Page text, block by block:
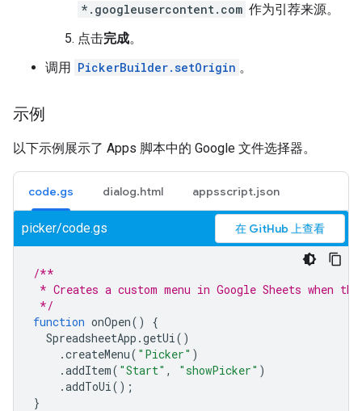
*.googleusercontent.com 作为引荐来源。
点击完成。
调用 PickerBuilder.setOrigin 。
示例
以下示例展示了 Apps 脚本中的 Google 文件选择器。
code.gs dialog.html appsscript.json
picker/code.gs 在 GitHub 上查看
/**
* Creates a custom menu in Google Sheets when
*/
function onOpen()
{
SpreadsheetApp .getUi()
.createMenu( "Picker" )
.addItem( "Start" , "showPicker" )
.addToUi();
}